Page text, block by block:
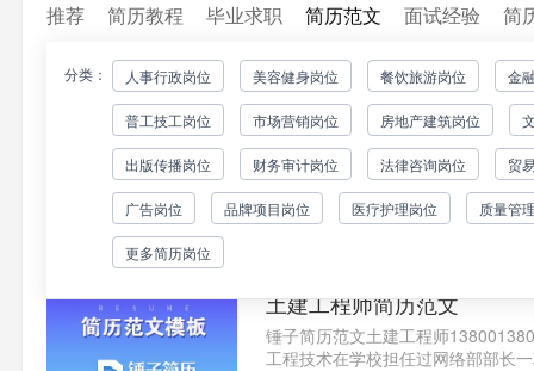
推荐 简历教程 毕业求职 简历范文
分类： 人事行政岗位 美容健身岗位 餐饮旅游岗位 金
普工技工岗位 市场营销岗位 房地产建筑岗位
出版传播岗位 财务审计岗位 法律咨询岗位 贸
广告岗位 品牌项目岗位 医疗护理岗位 质量管
更多简历岗位
面试经验 简
物流经理/总监简历模板范文
锤子简历范文物流经理/总监
语1.在校期间积极参加大学生社团
职。在学校的领导和指导下带领社..1
333
土建工程师简历范文
锤子简历范文土建工程师
工程技术在学校担任过网络部部长